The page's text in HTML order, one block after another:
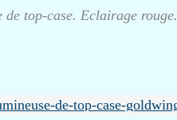
top-case. Eclairage rouge.